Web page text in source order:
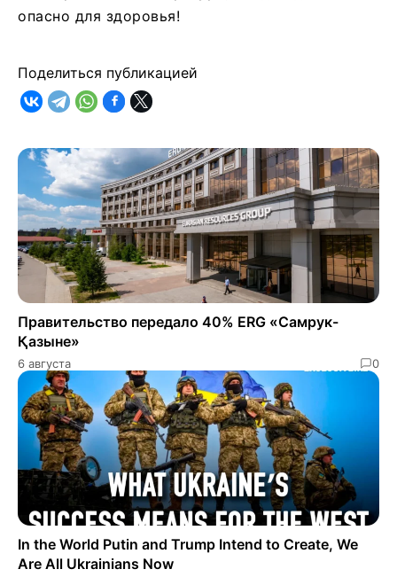
опасно для здоровья!
Поделиться публикацией
Правительство передало 40% ERG «Самрук-
Қазыне»
6 августа 0
In the World Putin and Trump Intend to Create, We
Are All Ukrainians Now